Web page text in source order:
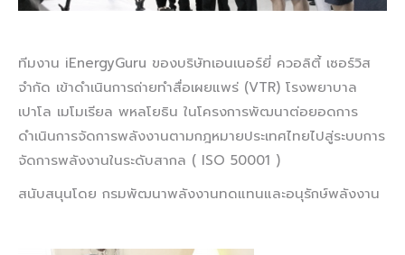
ทีมงาน iEnergyGuru ของบริษัทเอนเนอร์ยี่ ควอลิตี้ เซอร์วิส
จำกัด เข้าดำเนินการถ่ายทำสื่อเผยแพร่ (VTR) โรงพยาบาล
เปาโล เมโมเรียล พหลโยธิน ในโครงการพัฒนาต่อยอดการ
ดำเนินการจัดการพลังงานตามกฎหมายประเทศไทยไปสู่ระบบการ
จัดการพลังงานในระดับสากล ( ISO 50001 )
สนับสนุนโดย กรมพัฒนาพลังงานทดแทนและอนุรักษ์พลังงาน